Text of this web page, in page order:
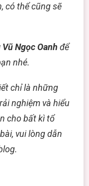
có thể cũng sẽ
Ngọc Oanh để
nhé.
chỉ là những
nghiệm và hiểu
cho bất kì tổ
vui lòng dẫn